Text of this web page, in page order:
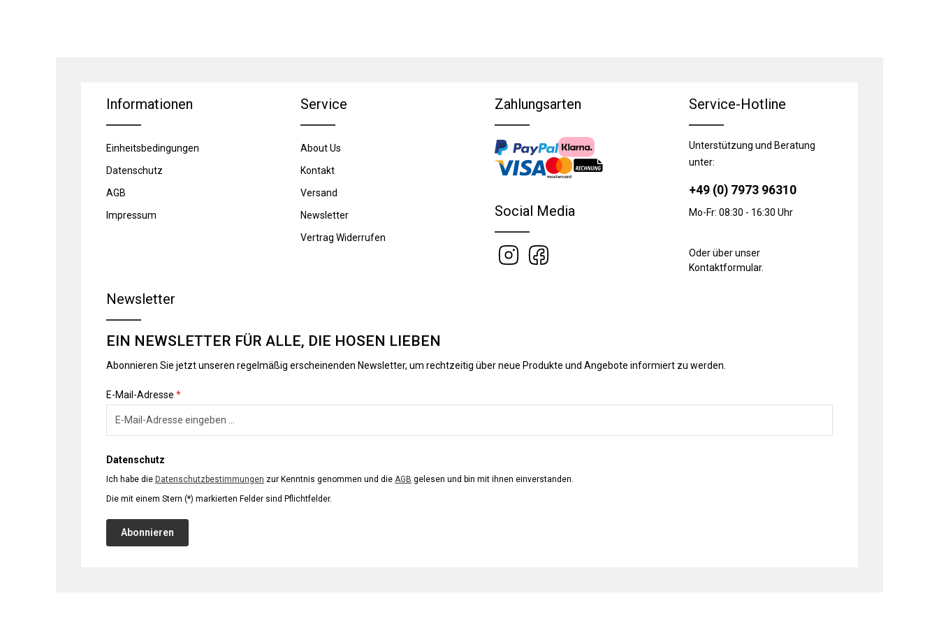
Informationen
Einheitsbedingungen
Datenschutz
AGB
Impressum
Service
About Us
Kontakt
Versand
Newsletter
Vertrag Widerrufen
Zahlungsarten
Social Media
Service-Hotline
Unterstützung und Beratung
unter:
+49 (0) 7973 96310
Mo-Fr: 08:30 - 16:30 Uhr
Oder über unser
Kontaktformular.
Newsletter
EIN NEWSLETTER FÜR ALLE, DIE HOSEN LIEBEN
Abonnieren Sie jetzt unseren regelmäßig erscheinenden Newsletter, um rechtzeitig über neue Produkte und Angebote informiert zu werden.
E-Mail-Adresse *
Datenschutz
Ich habe die Datenschutzbestimmungen zur Kenntnis genommen und die AGB gelesen und bin mit ihnen einverstanden.
Die mit einem Stern (*) markierten Felder sind Pflichtfelder.
Abonnieren